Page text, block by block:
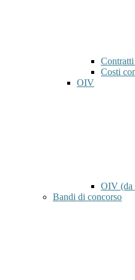
Costi
OIV
OIV (da
Bandi di concorso